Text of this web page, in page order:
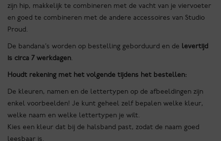
zijn hip, makkelijk te combineren met de vacht van je viervoeter
en goed te combineren met de andere accessoires van Studio
Proud.
De bandana’s worden op bestelling geborduurd en de levertijd
is circa 7 werkdagen.
Houdt rekening met het volgende tijdens het bestellen:
De kleuren, namen en de lettertypen op de afbeeldingen zijn
enkel voorbeelden! Je kunt geheel zelf bepalen welke kleur,
welke naam en welke lettertypen je wilt.
Kies een kleur dat bij de halsband past, zodat de naam goed
leesbaar is.